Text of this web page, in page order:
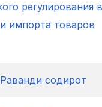
регулирования
импорта товаров
содирот